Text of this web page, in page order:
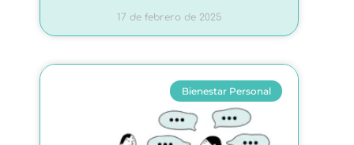
17 de febrero de 2025
Bienestar Personal